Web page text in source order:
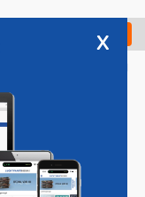
Check in
x